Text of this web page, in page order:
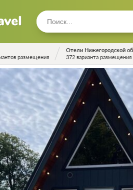
размещения
Отели Нижегородской
372 варианта размещения